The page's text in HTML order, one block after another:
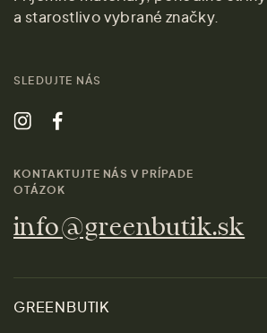
a starostlivo vybrané značky.
SLEDUJTE NÁS
KONTAKTUJTE NÁS V PRÍPADE
OTÁZOK
info@greenbutik.sk
GREENBUTIK